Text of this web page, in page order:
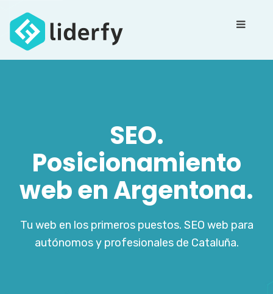
SEO.
Posicionamiento
web en Argentona.
Tu web en los primeros puestos. SEO web para
autónomos y profesionales de Cataluña.